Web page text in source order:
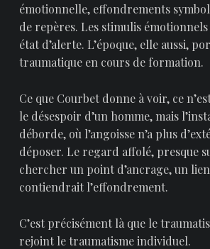
émotionnelle, effondrements
de repères. Les stimulis
état d’alerte. L’époque, elle aussi,
traumatique en cours de formation.
Ce que Courbet donne à voir, ce
le désespoir d’un homme, mais
déborde, où l’angoisse n’a plus
déposer. Le regard affolé, presque
chercher un point d’ancrage, un
contiendrait l’effondrement.
C’est précisément là que le
rejoint le traumatisme individuel.